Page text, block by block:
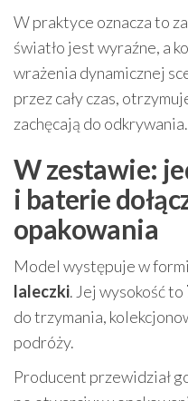
W praktyce oznacza to
światło jest wyraźne, a
wrażenia dynamicznej
przez cały czas,
zachęcają do odkrywania.
W zestawie:
i baterie
opakowania
Model występuje w
laleczki. Jej wysokość to
do trzymania,
podróży.
Producent przewidział